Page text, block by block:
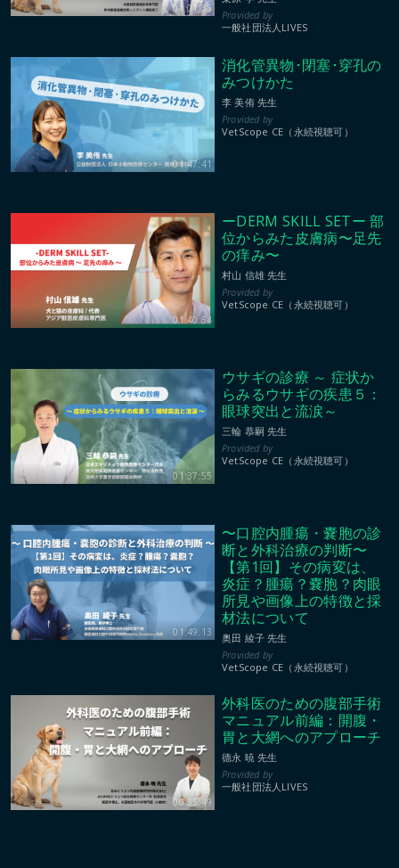
01:01:35
一般社団法人LIVES
01:47:41
消化管異物･閉塞･穿孔の
みつけかた
李 美侑 先生
VetScope CE（永続視聴可）
01:40:34
ーDERM SKILL SETー 部
位からみた皮膚病〜足先
の痒み〜
村山 信雄 先生
VetScope CE（永続視聴可）
01:37:55
ウサギの診療 ～ 症状か
らみるウサギの疾患５：
眼球突出と流涙～
三輪 恭嗣 先生
VetScope CE（永続視聴可）
01:49:13
〜口腔内腫瘍・嚢胞の診
断と外科治療の判断〜
【第1回】その病変は、
炎症？腫瘍？嚢胞？肉眼
所見や画像上の特徴と採
材法について
奥田 綾子 先生
VetScope CE（永続視聴可）
00:35:49
外科医のための腹部手術
マニュアル前編：開腹・
胃と大網へのアプローチ
德永 暁 先生
一般社団法人LIVES